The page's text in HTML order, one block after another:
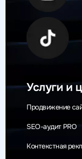
Услуги и
Продвижение
SEO-аудит PRO
Контекстная